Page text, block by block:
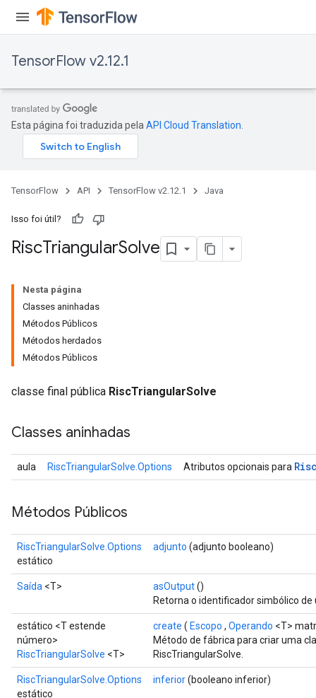
TensorFlow v2.12.1
Esta página foi traduzida pela API Cloud Translation
TensorFlow API TensorFlow v2.12.1 Java
Isso foi útil?
RiscTriangularSolve
Nesta página
Classes aninhadas
Métodos Públicos
Métodos herdados
Métodos Públicos
classe final pública RiscTriangularSolve
Classes aninhadas
aula RiscTriangularSolve.Options Atributos opcionais para
Métodos Públicos
RiscTriangularSolve.Options
estático
adjunto (adjunto booleano)
Saída <T> asOutput()
Retorna o identificador simbólico de
estático <T estende
número>
RiscTriangularSolve <T>
create ( Escopo , Operando <T>
Método de fábrica para criar uma
RiscTriangularSolve.
RiscTriangularSolve.Options
estático
inferior(booleano inferior)